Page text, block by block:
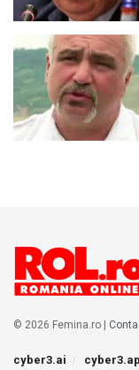
© 2026 Femina.ro |
cyber3.ai